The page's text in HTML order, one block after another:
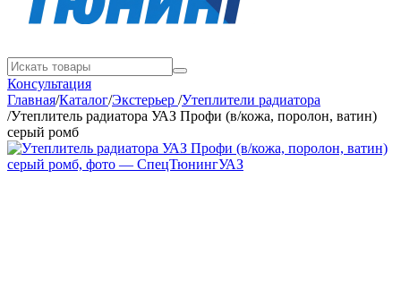
Консультация
Главная/Каталог/Экстерьер /Утеплители радиатора
/Утеплитель радиатора УАЗ Профи (в/кожа, поролон, ватин)
серый ромб